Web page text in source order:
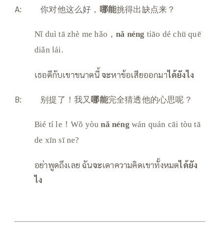
A: 你对他这么好， 哪能挑得出缺点来？
Nǐ duì tā zhè me hǎo，nǎ néng tiāo dé chū quē
diǎn lái.
เธอดีกับเขาขนาดนี้จะหาข้อเสียออกมาได้ยังไง
B: 别提了！我又哪能完全猜透他的心思呢？
Bié tí le！Wǒ yòunǎ néng wán quán cāi tòu tā
de xīn sī ne?
อย่าพูดถึงเลย ฉันจะเดาความคิดเขาทั้งหมดได้ยัง
ไง